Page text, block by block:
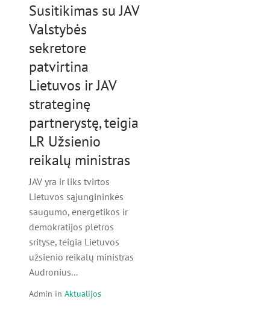
Susitikimas su JAV
Valstybės
sekretore
patvirtina
Lietuvos ir JAV
strateginę
partnerystę, teigia
LR Užsienio
reikalų ministras
JAV yra ir liks tvirtos
Lietuvos sąjungininkės
saugumo, energetikos ir
demokratijos plėtros
srityse, teigia Lietuvos
užsienio reikalų ministras
Audronius...
Admin in Aktualijos